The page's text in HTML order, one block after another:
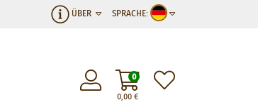
SPRACHE:
ÜBER
0,00€
0